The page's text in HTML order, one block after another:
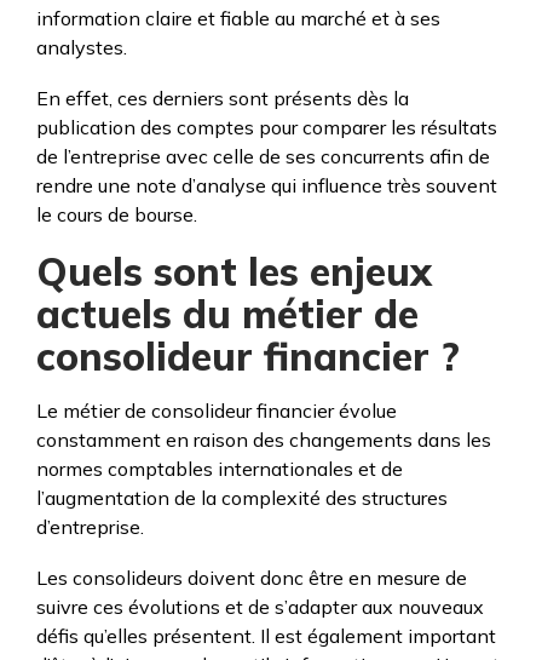
information claire et fiable au marché et à ses
analystes.
En effet, ces derniers sont présents dès la
publication des comptes pour comparer les résultats
de l’entreprise avec celle de ses concurrents afin de
rendre une note d’analyse qui influence très souvent
le cours de bourse.
Quels sont les enjeux
actuels du métier de
consolideur financier ?
Le métier de consolideur financier évolue
constamment en raison des changements dans les
normes comptables internationales et de
l’augmentation de la complexité des structures
d’entreprise.
Les consolideurs doivent donc être en mesure de
suivre ces évolutions et de s’adapter aux nouveaux
défis qu’elles présentent. Il est également important